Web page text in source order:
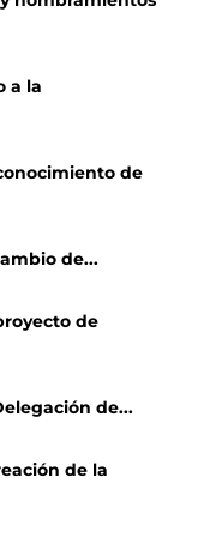
a la
de
de...
de
de...
de la